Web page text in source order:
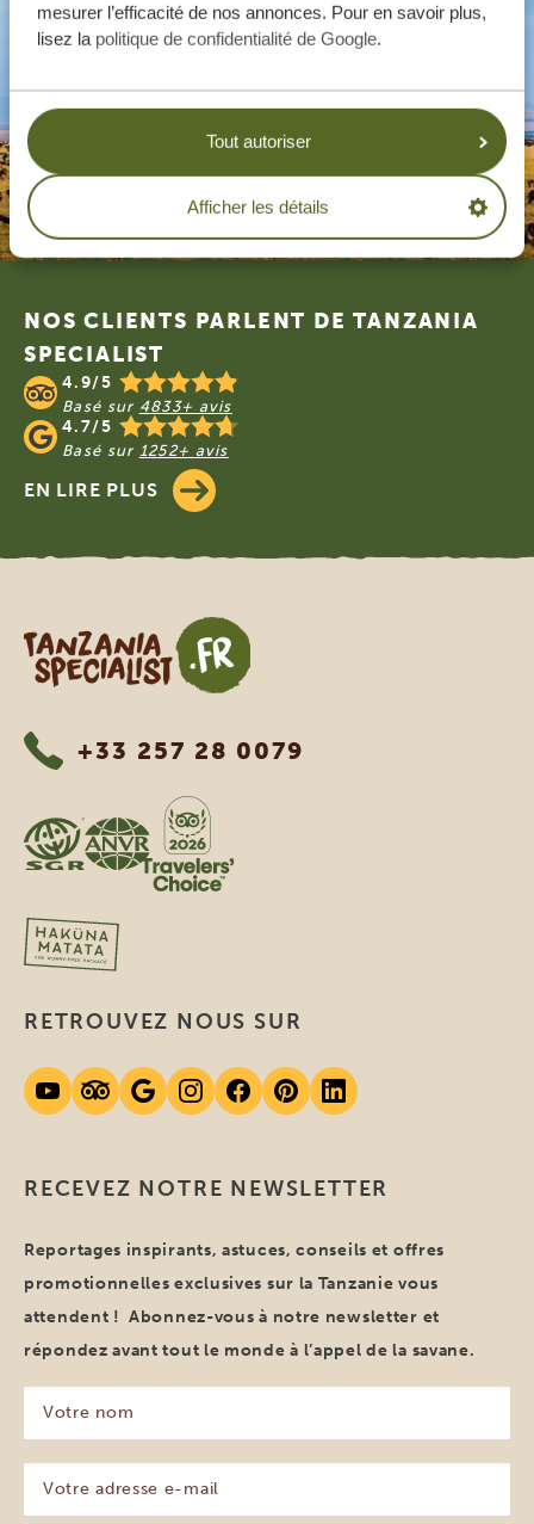
mesurer l’efficacité de nos annonces. Pour en savoir plus,
lisez la politique de confidentialité de Google.
Tout autoriser
Afficher les détails
NOS CLIENTS PARLENT DE TANZANIA
SPECIALIST
4.9/5
Basé sur 4833+ avis
4.7/5
Basé sur 1252+ avis
EN LIRE PLUS
Tanzania Specialist
+33 257 28 0079
RECEVEZ NOTRE NEWSLETTER
Reportages inspirants, astuces, conseils et offres
promotionnelles exclusives sur la Tanzanie vous
attendent ! Abonnez-vous à notre newsletter et
répondez avant tout le monde à l’appel de la savane.
nom
(Nécessaire)
adresse
RETROUVEZ NOUS SUR